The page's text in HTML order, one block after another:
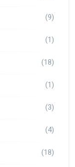
(9)
(1)
(18)
(1)
(3)
(4)
(18)